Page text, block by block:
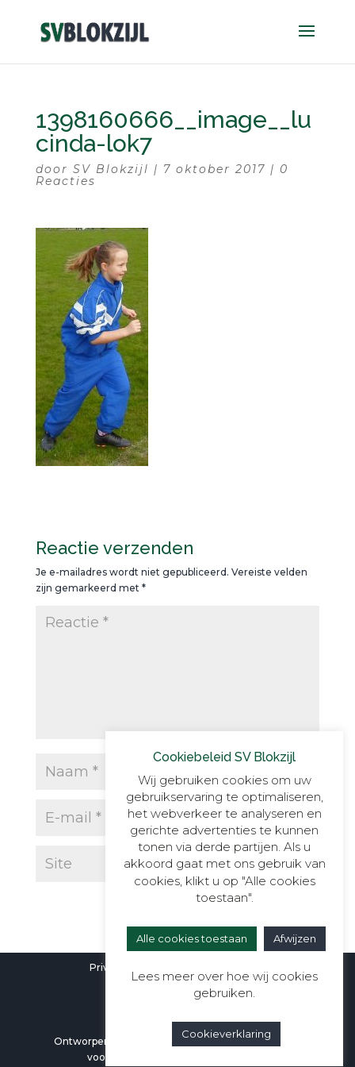
1398160666__image__lu
cinda-lok7
door SV Blokzijl | 7 oktober 2017 | 0
Reacties
Reactie verzenden
Je e-mailadres wordt niet gepubliceerd. Vereiste velden
zijn gemarkeerd met *
Privacyverklaring
Ontworpen door Berali Webdesign | Alle rechten
voorbehouden aan SV Blokzijl ©2026
Cookiebeleid SV Blokzijl
Wij gebruiken cookies om uw
gebruikservaring te optimaliseren,
het webverkeer te analyseren en
gerichte advertenties te kunnen
tonen via derde partijen. Als u
akkoord gaat met ons gebruik van
cookies, klikt u op "Alle cookies
toestaan".
Alle cookies toestaan Afwijzen
Lees meer over hoe wij cookies
gebruiken.
Cookieverklaring